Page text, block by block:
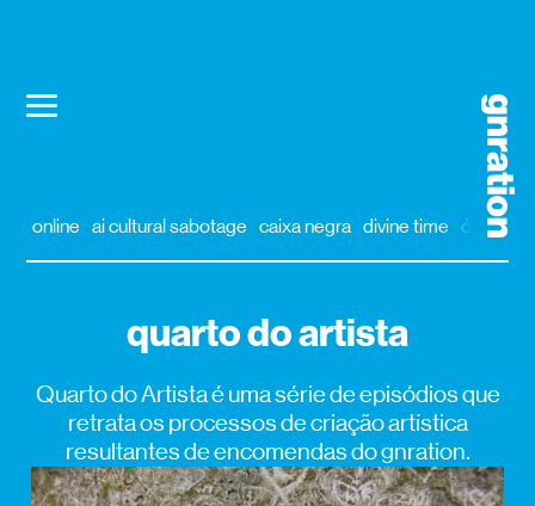
online ai cultural sabotage caixa negra divine time órbita
quarto do artista
Quarto do Artista é uma série de episódios que
retrata os processos de criação artística
resultantes de encomendas do gnration.